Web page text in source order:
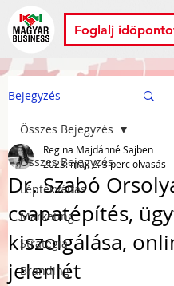
Foglalj
Bejegyzés
Összes Bejegyzés
Léptékváltás
Marketing
Stratégia
Branding
Összes Bejegyzés
Dr. Szabó
csapatépítés,
kiszolgálása,
jelenlét
Regina Majdánné Sajben
2023. máj. 2.3 perc olvasás